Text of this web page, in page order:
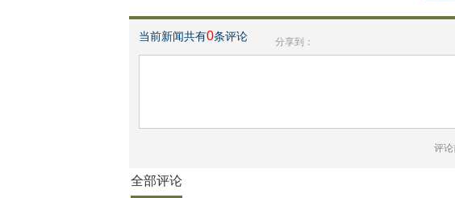
当前新闻共有0条评论 分享到：
评
全部评论